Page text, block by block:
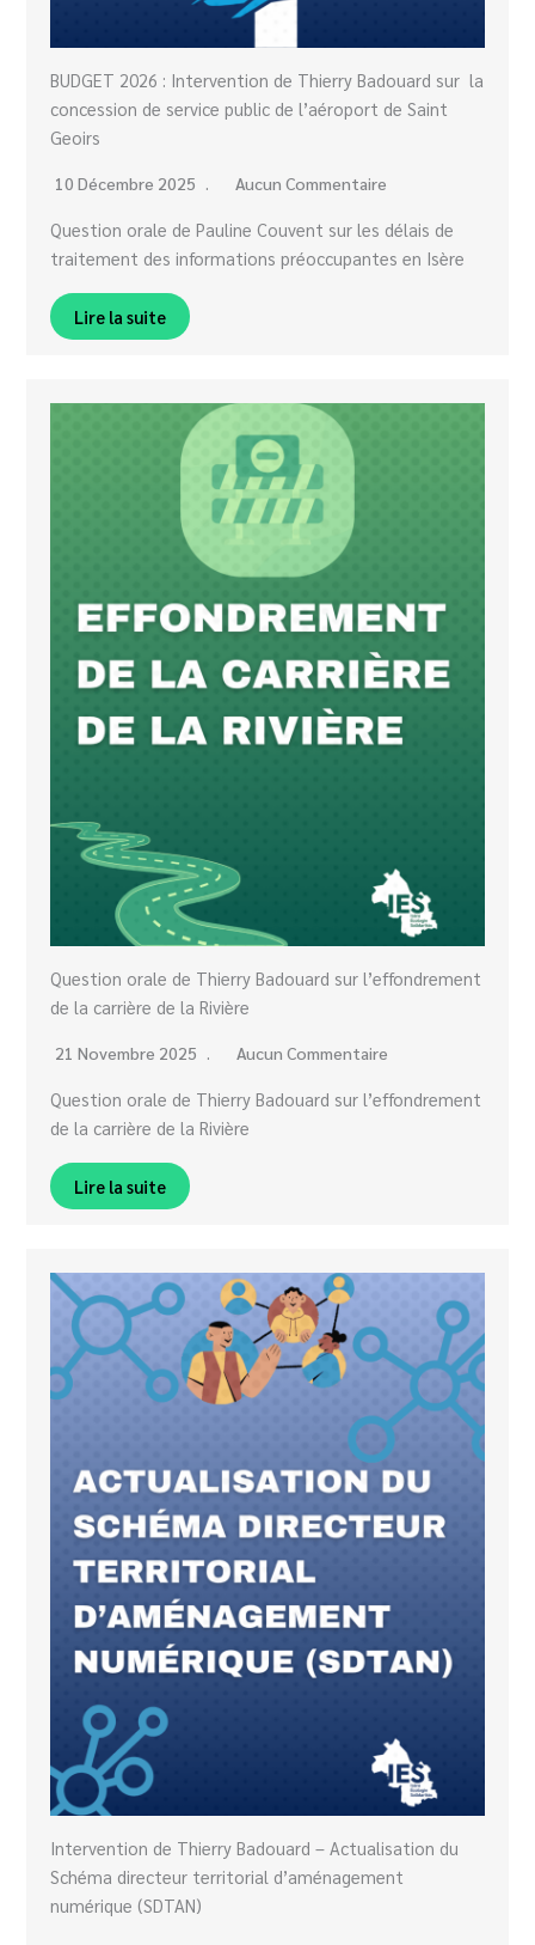
BUDGET 2026 : Intervention de Thierry Badouard sur la
concession de service public de l’aéroport de Saint
Geoirs
10 Décembre 2025 Aucun Commentaire
Question orale de Pauline Couvent sur les délais de
traitement des informations préoccupantes en Isère
Lire la suite
Question orale de Thierry Badouard sur l’effondrement
de la carrière de la Rivière
21 Novembre 2025 Aucun Commentaire
Question orale de Thierry Badouard sur l’effondrement
de la carrière de la Rivière
Lire la suite
Intervention de Thierry Badouard – Actualisation du
Schéma directeur territorial d’aménagement
numérique (SDTAN)